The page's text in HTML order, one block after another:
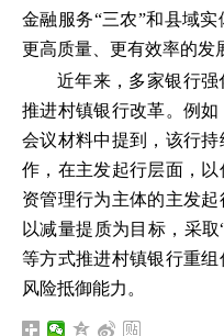
金融服务“三农”和县域
更高质量、更有效率的发
近年来，多家银行
推进村镇银行改革。例
会议材料中提到，该行
作，在主发起行层面，
资管理行为主体的主发起
以减量提质为目标，采
等方式推进村镇银行重
风险抵御能力。